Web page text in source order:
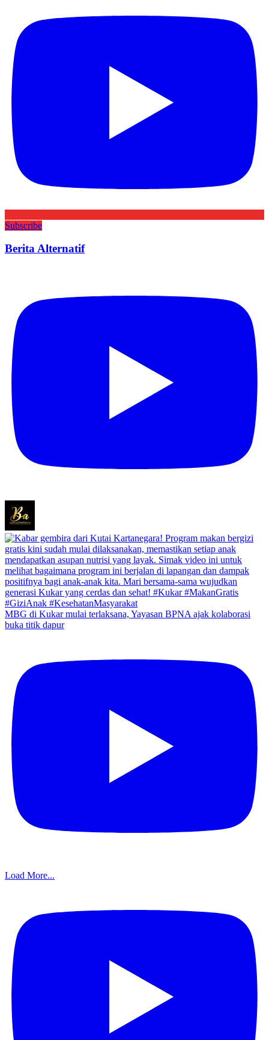
Subscribe
Berita Alternatif
MBG di Kukar mulai terlaksana, Yayasan BPNA ajak kolaborasi
buka titik dapur
Load More...